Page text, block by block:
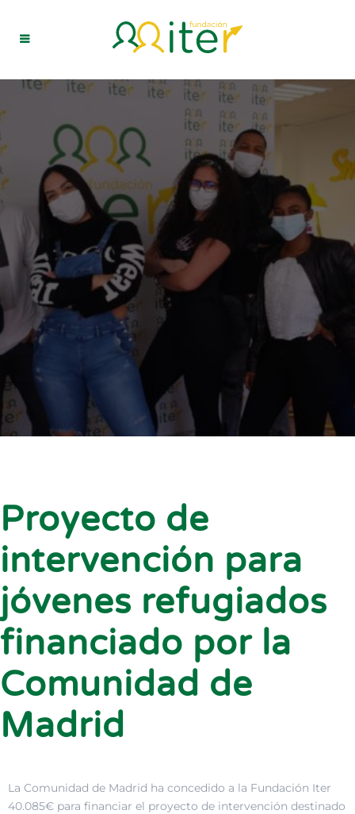
Proyecto de
intervención para
jóvenes refugiados
financiado por la
Comunidad de
Madrid
La Comunidad de Madrid ha concedido a la Fundación Iter
40.085€ para financiar el proyecto de intervención destinado